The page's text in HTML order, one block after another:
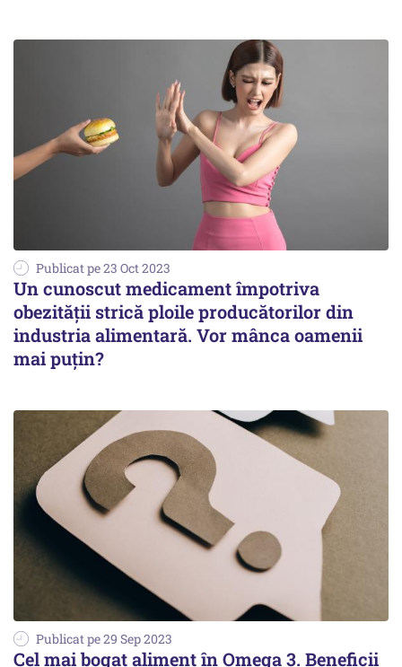
Publicat pe 23 Oct 2023
Un cunoscut medicament împotriva
obezității strică ploile producătorilor din
industria alimentară. Vor mânca oamenii
mai puțin?
Publicat pe 29 Sep 2023
Cel mai bogat aliment în Omega 3. Beneficii